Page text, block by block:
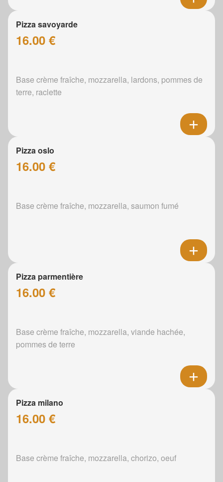
Pizza savoyarde
16.00 €
Base crème fraîche, mozzarella, lardons, pommes de
terre, raclette
Pizza oslo
16.00 €
Base crème fraîche, mozzarella, saumon fumé
Pizza parmentière
16.00 €
Base crème fraîche, mozzarella, viande hachée,
pommes de terre
Pizza milano
16.00 €
Base crème fraîche, mozzarella, chorizo, oeuf